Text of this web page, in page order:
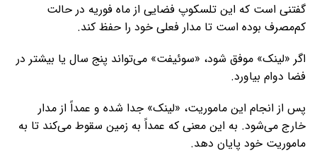
گفتنی است که این تلسکوپ فضایی از ماه فوریه در حالت
کم‌مصرف بوده است تا مدار فعلی خود را حفظ کند.
اگر «لینک» موفق شود، «سوئیفت» می‌تواند پنج سال یا بیشتر در
فضا دوام بیاورد.
پس از انجام این ماموریت، «لینک» جدا شده و عمداً از مدار
خارج می‌شود. به این معنی که عمداً به زمین سقوط می‌کند تا به
ماموریت خود پایان دهد.